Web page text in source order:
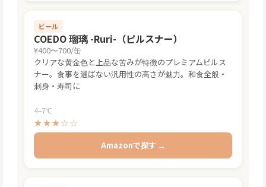
ビール
COEDO 瑠璃 -Ruri-（ピルスナー）
¥400〜700/缶
クリアな黄金色と上品な苦みが特徴のプレミアムピルス
ナー。食事を選ばない汎用性の高さが魅力。和食全般・
刺身・寿司に
4–7℃
★★★☆☆
Amazonで探す →